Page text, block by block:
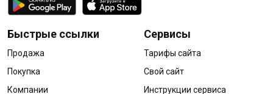
Быстрые ссылки
Продажа
Покупка
Компании
Сервисы
Тарифы сайта
Свой сайт
Инструкции сервиса